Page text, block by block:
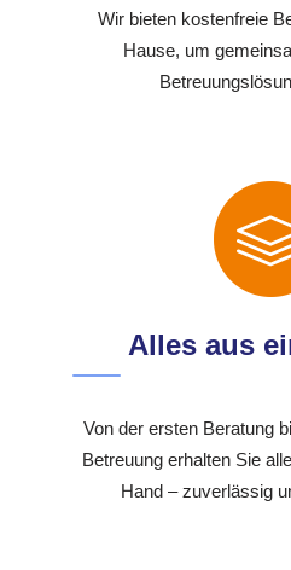
Wir bieten kostenfreie
Hause, um
Alles aus
Von der ersten Beratung
Betreuung erhalten Sie
Hand – zuverlässig